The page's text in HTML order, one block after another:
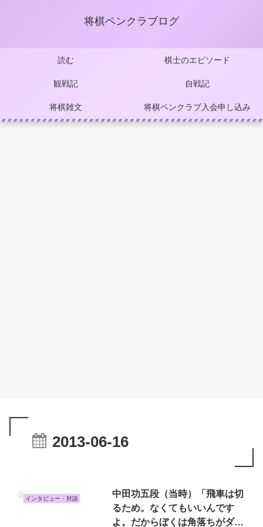
将棋ペンクラブログ
読む 棋士のエピソード
観戦記 自戦記
将棋雑文 将棋ペンクラブ入会申し込み
2013-06-16
インタビュー・対談
中田功五段（当時）「飛車は切
るため。なくてもいいんです
よ。だからぼくは角落ちがダ